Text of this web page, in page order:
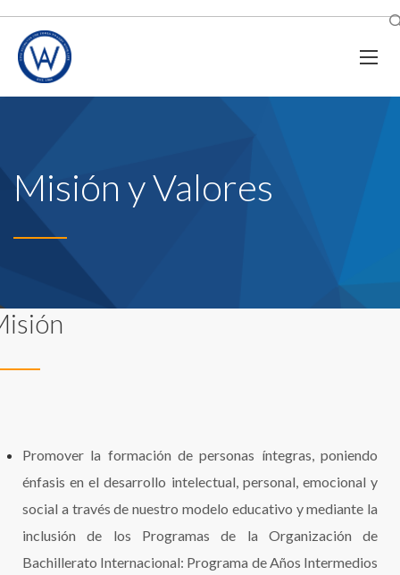
Misión y Valores
Promover la formación de personas íntegras, poniendo
énfasis en el desarrollo intelectual, personal, emocional y
social a través de nuestro modelo educativo y mediante la
inclusión de los Programas de la Organización de
Bachillerato Internacional: Programa de Años Intermedios